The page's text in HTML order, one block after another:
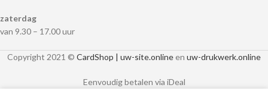
zaterdag
van 9.30 – 17.00 uur
Copyright 2021 © CardShop | uw-site.onlineen uw-drukwerk.online
Eenvoudig betalen via iDeal